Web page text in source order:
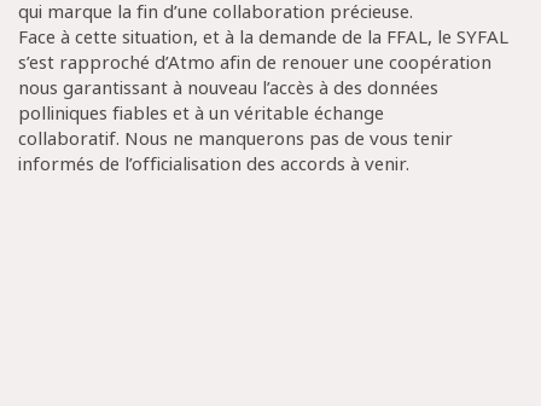
qui marque la fin d’une collaboration précieuse.
Face à cette situation, et à la demande de la FFAL, le SYFAL
s’est rapproché d’Atmo afin de renouer une coopération
nous garantissant à nouveau l’accès à des données
polliniques fiables et à un véritable échange
collaboratif. Nous ne manquerons pas de vous tenir
informés de l’officialisation des accords à venir.